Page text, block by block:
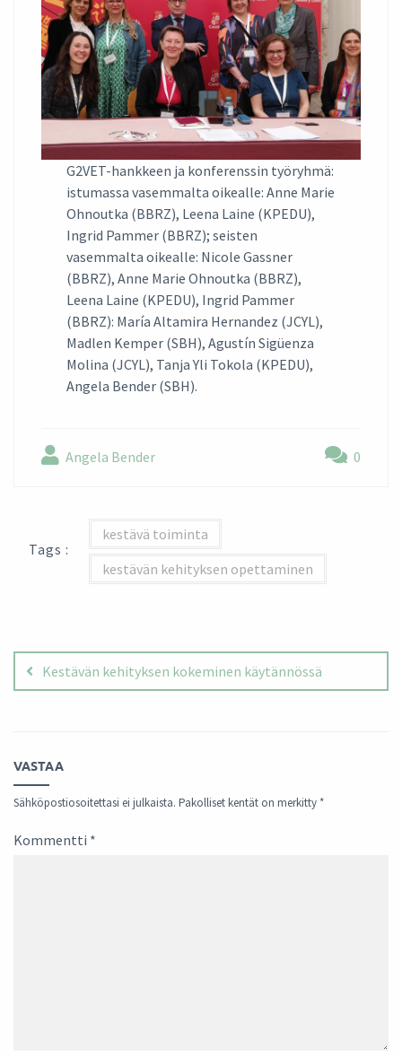
G2VET-hankkeen ja konferenssin työryhmä:
istumassa vasemmalta oikealle: Anne Marie
Ohnoutka (BBRZ), Leena Laine (KPEDU),
Ingrid Pammer (BBRZ); seisten
vasemmalta oikealle: Nicole Gassner
(BBRZ), Anne Marie Ohnoutka (BBRZ),
Leena Laine (KPEDU), Ingrid Pammer
(BBRZ): María Altamira Hernandez (JCYL),
Madlen Kemper (SBH), Agustín Sigüenza
Molina (JCYL), Tanja Yli Tokola (KPEDU),
Angela Bender (SBH).
Angela Bender 0
Tags :
kestävä toiminta
kestävän kehityksen opettaminen
Kestävän kehityksen kokeminen käytännössä
VASTAA
Sähköpostiosoitettasi ei julkaista. Pakolliset kentät on merkitty *
Kommentti *